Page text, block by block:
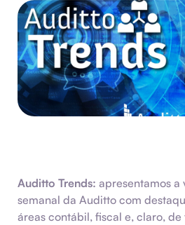
Auditto Trends: apresentamos a
semanal da Auditto com
áreas contábil, fiscal e, claro,